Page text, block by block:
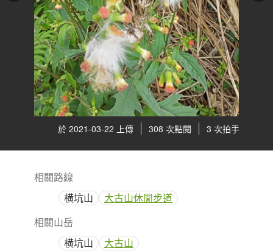
於 2021-03-22 上傳 308 次點閱 3 次拍手
相關路線
横坑山
大古山休閒步道
相關山岳
横坑山
大古山